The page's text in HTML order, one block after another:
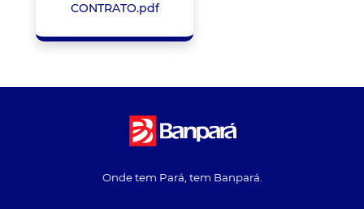
CONTRATO.pdf
Onde tem Pará, tem Banpará.